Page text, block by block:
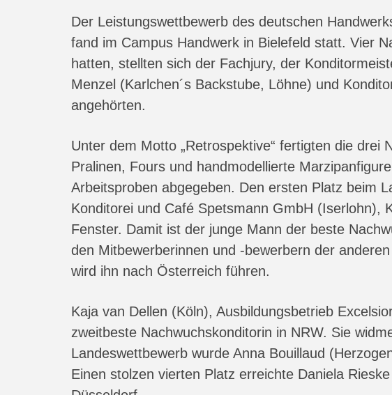
Der Leistungswettbewerb des deutschen
fand im Campus Handwerk in Bielefeld statt. Vier
hatten, stellten sich der Fachjury, der
Menzel (Karlchen´s Backstube, Löhne) und
angehörten.
Unter dem Motto „Retrospektive“ fertigten die
Pralinen, Fours und handmodellierte
Arbeitsproben abgegeben. Den ersten Platz beim
Konditorei und Café Spetsmann GmbH (Iserlohn),
Fenster. Damit ist der junge Mann der beste
den Mitbewerberinnen und -bewerbern der
wird ihn nach Österreich führen.
Kaja van Dellen (Köln), Ausbildungsbetrieb
zweitbeste Nachwuchskonditorin in NRW. Sie
Landeswettbewerb wurde Anna Bouillaud
Einen stolzen vierten Platz erreichte Daniela